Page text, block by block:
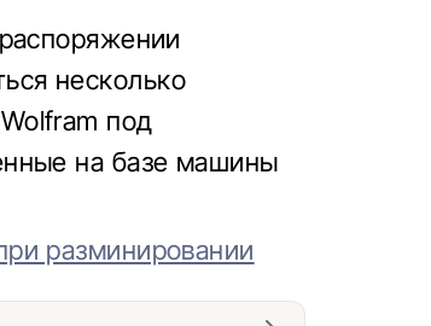
несколько
под
на базе машины
разминировании